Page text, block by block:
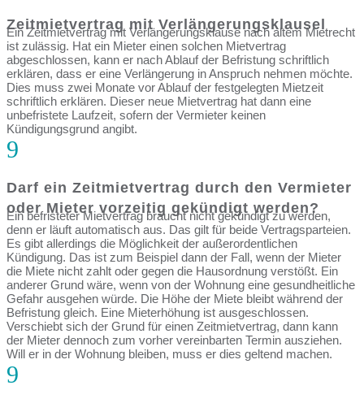
Zeitmietvertrag mit Verlängerungsklausel
Ein Zeitmietvertrag mit Verlängerungsklause nach altem Mietrecht
ist zulässig. Hat ein Mieter einen solchen Mietvertrag
abgeschlossen, kann er nach Ablauf der Befristung schriftlich
erklären, dass er eine Verlängerung in Anspruch nehmen möchte.
Dies muss zwei Monate vor Ablauf der festgelegten Mietzeit
schriftlich erklären. Dieser neue Mietvertrag hat dann eine
unbefristete Laufzeit, sofern der Vermieter keinen
Kündigungsgrund angibt.
9
Darf ein Zeitmietvertrag durch den Vermieter
oder Mieter vorzeitig gekündigt werden?
Ein befristeter Mietvertrag braucht nicht gekündigt zu werden,
denn er läuft automatisch aus. Das gilt für beide Vertragsparteien.
Es gibt allerdings die Möglichkeit der außerordentlichen
Kündigung. Das ist zum Beispiel dann der Fall, wenn der Mieter
die Miete nicht zahlt oder gegen die Hausordnung verstößt. Ein
anderer Grund wäre, wenn von der Wohnung eine gesundheitliche
Gefahr ausgehen würde. Die Höhe der Miete bleibt während der
Befristung gleich. Eine Mieterhöhung ist ausgeschlossen.
Verschiebt sich der Grund für einen Zeitmietvertrag, dann kann
der Mieter dennoch zum vorher vereinbarten Termin ausziehen.
Will er in der Wohnung bleiben, muss er dies geltend machen.
9